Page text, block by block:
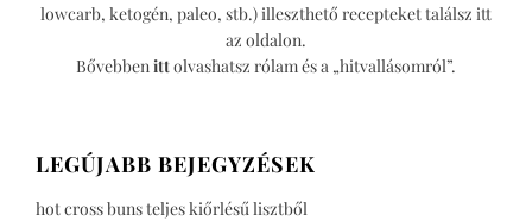
lowcarb, ketogén, paleo, stb.) illeszthető recepteket találsz itt
az oldalon.
Bővebben ittolvashatsz rólam és a „hitvallásomról”.
LEGÚJABB BEJEGYZÉSEK
hot cross buns teljes kiőrlésű lisztből